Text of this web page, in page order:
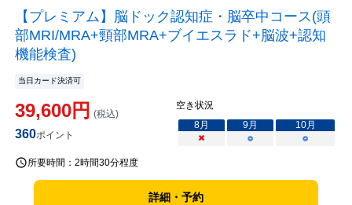
【プレミアム】脳ドック認知症・脳卒中コース(頭
部MRI/MRA+頸部MRA+ブイエスラド+脳波+認知
機能検査)
当日カード決済可
39,600円 (税込)
360ポイント
空き状況
8月 9月 10月
×
○ ○
所要時間： 2時間30分程度
詳細・予約